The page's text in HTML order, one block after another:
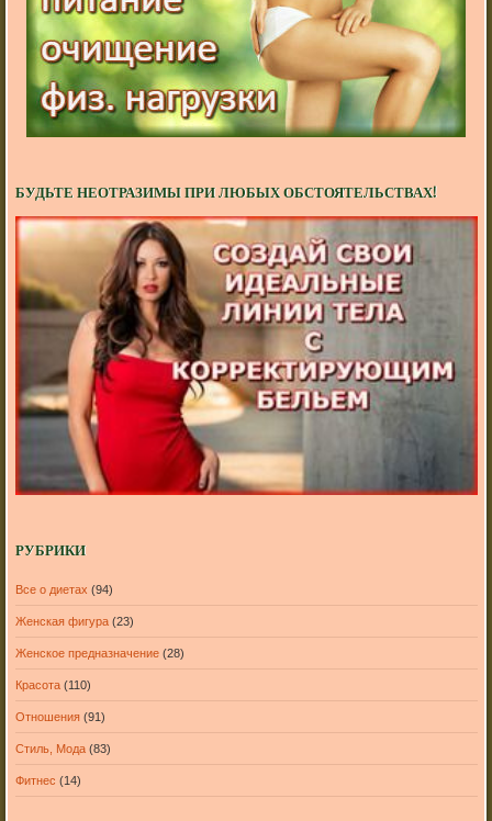
БУДЬТЕ НЕОТРАЗИМЫ ПРИ ЛЮБЫХ ОБСТОЯТЕЛЬСТВАХ!
РУБРИКИ
Все о диетах (94)
Женская фигура(23)
Женское предназначение(28)
Красота(110)
Отношения(91)
Стиль, Мода(83)
Фитнес (14)